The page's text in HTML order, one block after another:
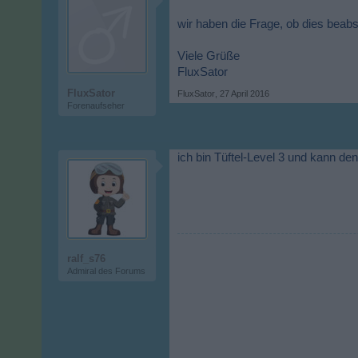
FluxSator
Forenaufseher
wir haben die Frage, ob dies
Viele Grüße
FluxSator
FluxSator 27 April 2016
ralf_s76
Admiral des Forums
ich bin Tüftel-Level 3 und kann